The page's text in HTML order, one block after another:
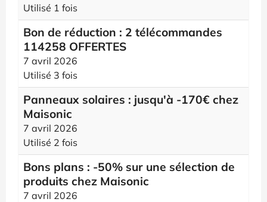
Utilisé 1 fois
Bon de réduction : 2 télécommandes
114258 OFFERTES
7 avril 2026
Utilisé 3 fois
Panneaux solaires : jusqu'à -170€ chez
Maisonic
7 avril 2026
Utilisé 2 fois
Bons plans : -50% sur une sélection de
produits chez Maisonic
7 avril 2026